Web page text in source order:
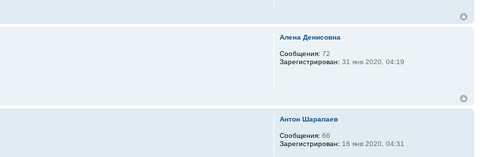
Алена Денисовна
Сообщения: 72
Зарегистрирован: 31 янв 2020, 04:19
Антон Шарапаев
Сообщения: 66
Зарегистрирован: 16 янв 2020, 04:31